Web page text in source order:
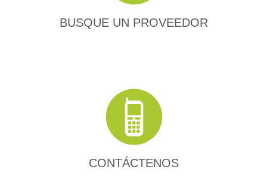
BUSQUE UN PROVEEDOR
CONTÁCTENOS